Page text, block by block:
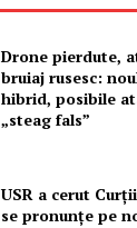
Drone pierdute,
bruiaj rusesc:
hibrid, posibile
„steag fals”
USR a cerut
se pronunțe pe